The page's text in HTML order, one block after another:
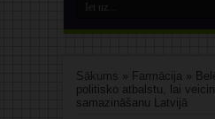
Sākums » Farmācija»
politisko atbalstu, lai
samazināšanu Latvijā